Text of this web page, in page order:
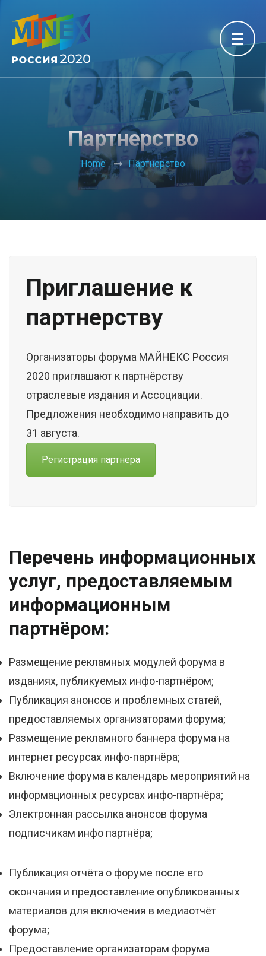
Партнерство
Home Партнерство
Приглашение к
партнерству
Организаторы форума МАЙНЕКС Россия
2020 приглашают к партнёрству
отраслевые издания и Ассоциации.
Предложения необходимо направить до
31 августа.
Регистрация партнера
Перечень информационных
услуг, предоставляемым
информационным
партнёром:
Размещение рекламных модулей форума в
изданиях, публикуемых инфо-партнёром;
Публикация анонсов и проблемных статей,
предоставляемых организаторами форума;
Размещение рекламного баннера форума на
интернет ресурсах инфо-партнёра;
Включение форума в календарь мероприятий на
информационных ресурсах инфо-партнёра;
Электронная рассылка анонсов форума
подписчикам инфо партнёра;
Публикация отчёта о форуме после его
окончания и предоставление опубликованных
материалов для включения в медиаотчёт
форума;
Предоставление организаторам форума